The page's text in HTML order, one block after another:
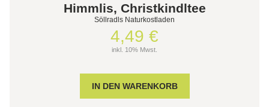
Himmlis, Christkindltee
Söllradls Naturkostladen
4,49 €
inkl. 10% Mwst.